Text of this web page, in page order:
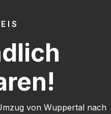
von Wuppertal nach